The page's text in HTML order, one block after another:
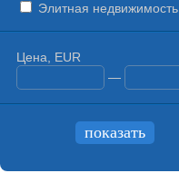
Элитная недвижимость
Цена, EUR
—